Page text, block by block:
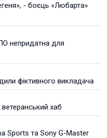
- боєць «Любарта»
непридатна для
фіктивного викладача
хаб
Sports та Sony G-Master